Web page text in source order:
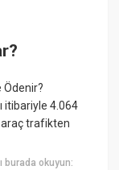
Ödenir?
itibariyle 4.064
araç trafikten
burada okuyun: